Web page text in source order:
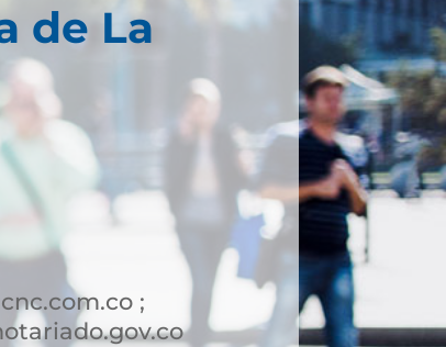
de La
;